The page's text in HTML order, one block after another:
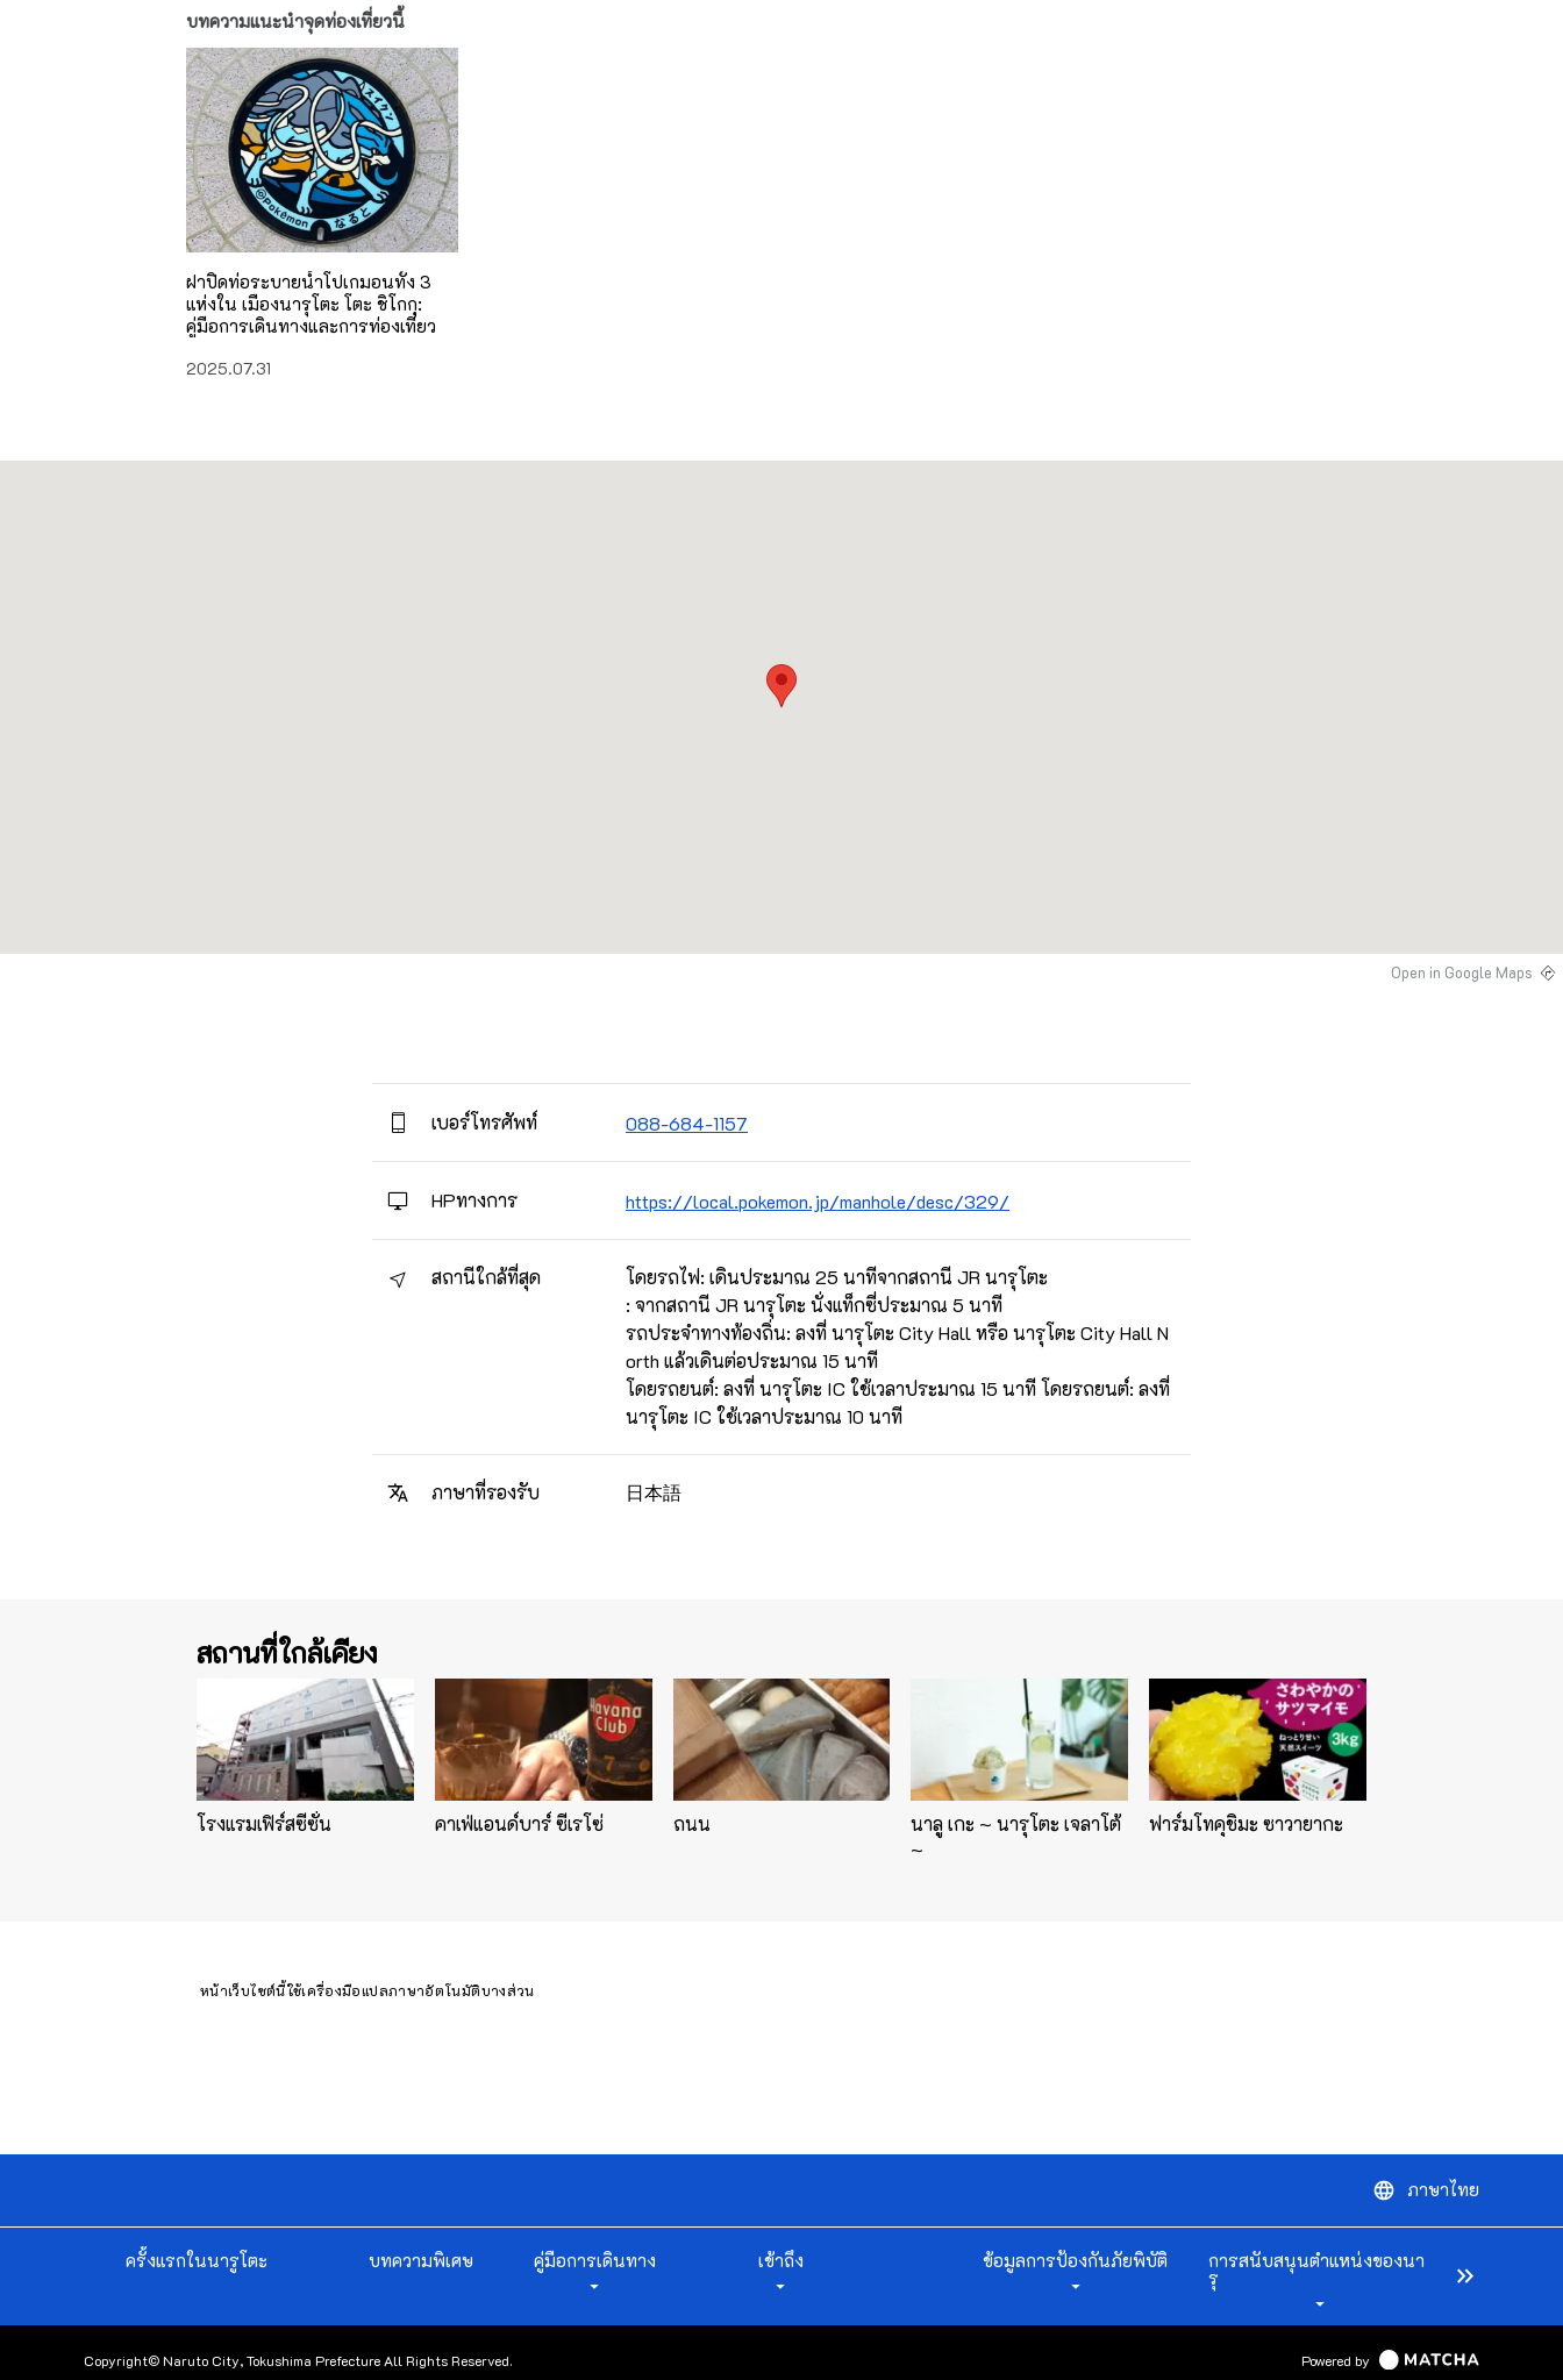
บทความแนะนำจุดท่องเที่ยวนี้
ฝาปิดท่อระบายน้ำโปเกมอนทั้ง 3
แห่งใน เมืองนารุโตะ โตะ ชิโกกุ:
คู่มือการเดินทางและการท่องเที่ยว
2025.07.31
Open in Google Maps
เบอร์โทรศัพท์ 088-684-1157
HPทางการ https://local.pokemon.jp/manhole/desc/329/
สถานีใกล้ที่สุด
โดยรถไฟ: เดินประมาณ 25 นาทีจากสถานี JR นารุโตะ
: จากสถานี JR นารุโตะ นั่งแท็กซี่ประมาณ 5 นาที
รถประจำทางท้องถิ่น: ลงที่ นารุโตะ City Hall หรือ นารุโตะ City Hall N
orth แล้วเดินต่อประมาณ 15 นาที
โดยรถยนต์: ลงที่ นารุโตะ IC ใช้เวลาประมาณ 15 นาที โดยรถยนต์: ลงที่
นารุโตะ IC ใช้เวลาประมาณ 10 นาที
ภาษาที่รองรับ 日本語
สถานที่ใกล้เคียง
โรงแรมเฟิร์สซีซั่น คาเฟ่แอนด์บาร์ ซีเรโซ่ ถนน
นาลู เกะ ~ นารุโตะ เจลาโต้
~
ฟาร์มโทคุชิมะ ซาวายากะ
หน้าเว็บไซต์นี้ใช้เครื่องมือแปลภาษาอัตโนมัติบางส่วน
language ภาษาไทย
ครั้งแรกในนารูโตะ บทความพิเศษ คู่มือการเดินทาง
arrow_drop_down
เข้าถึง
arrow_drop_down
ข้อมูลการป้องกันภัยพิบัติ
arrow_drop_down
การสนับสนุนตำแหน่งของนา
รุ
arrow_drop_down
keyboard_double_arrow_right
Copyright© Naruto City, Tokushima Prefecture All Rights Reserved. Powered by